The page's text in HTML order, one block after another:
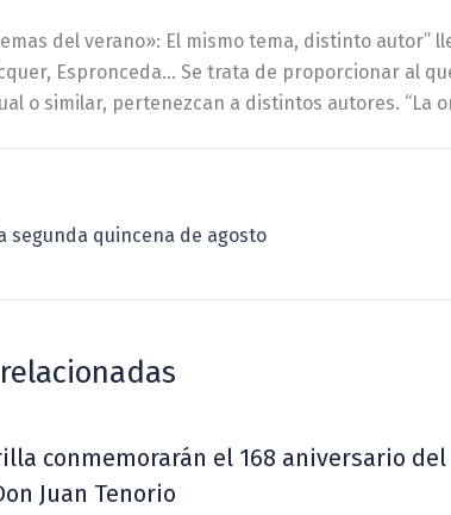
del verano»: El mismo tema, distinto
Espronceda… Se trata de proporcionar al
o similar, pertenezcan a distintos autores. “La
segunda quincena de agosto
conmemorarán el 168 aniversario del
Juan Tenorio